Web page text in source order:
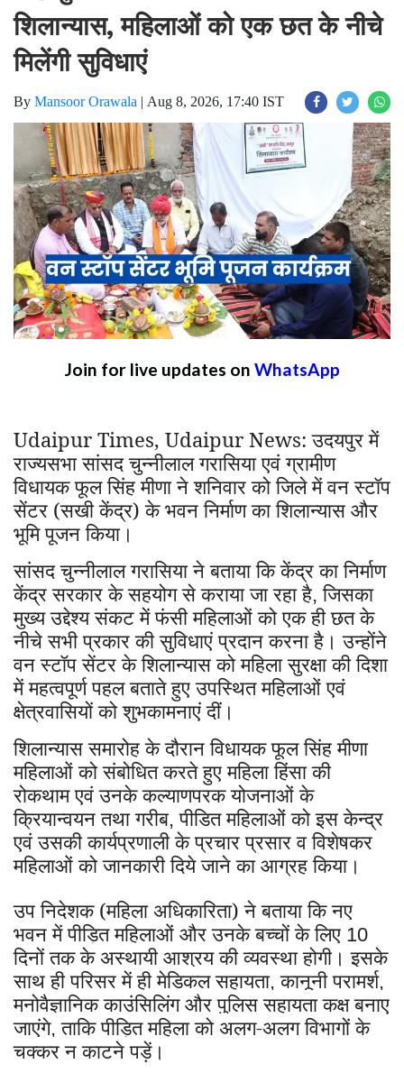
शिलान्यास, महिलाओं को एक छत के नीचे
मिलेंगी सुविधाएं
By Mansoor Orawala | Aug 8, 2026, 17:40 IST
Join for live updates on WhatsApp
Udaipur Times, Udaipur News: उदयपुर में
राज्यसभा सांसद चुन्नीलाल गरासिया एवं ग्रामीण
विधायक फूल सिंह मीणा ने शनिवार को जिले में वन स्टॉप
सेंटर (सखी केंद्र) के भवन निर्माण का शिलान्यास और
भूमि पूजन किया।
सांसद चुन्नीलाल गरासिया ने बताया कि केंद्र का निर्माण
केंद्र सरकार के सहयोग से कराया जा रहा है,जिसका
मुख्य उद्देश्य संकट में फंसी महिलाओं को एक ही छत के
नीचे सभी प्रकार की सुविधाएं प्रदान करना है। उन्होंने
वन स्टॉप सेंटर के शिलान्यास को महिला सुरक्षा की दिशा
में महत्वपूर्ण पहल बताते हुए उपस्थित महिलाओं एवं
क्षेत्रवासियों को शुभकामनाएं दीं।
शिलान्यास समारोह के दौरान विधायक फूल सिंह मीणा
महिलाओं को संबोधित करते हुए महिला हिंसा की
रोकथाम एवं उनके कल्याणपरक योजनाओं के
क्रियान्वयन तथा गरीब,पीडित महिलाओं को इस केन्द्र
एवं उसकी कार्यप्रणाली के प्रचार प्रसार व विशेषकर
महिलाओं को जानकारी दिये जाने का आग्रह किया।
उप निदेशक (महिला अधिकारिता) ने बताया कि नए
भवन में पीड़ित महिलाओं और उनके बच्चों के लिए 10
दिनों तक के अस्थायी आश्रय की व्यवस्था होगी। इसके
साथ ही परिसर में ही मेडिकल सहायता,कानूनी परामर्श,
मनोवैज्ञानिक काउंसिलिंग और पुलिस सहायता कक्ष बनाए
जाएंगे,ताकि पीड़ित महिला को अलग-अलग विभागों के
चक्कर न काटने पड़ें।